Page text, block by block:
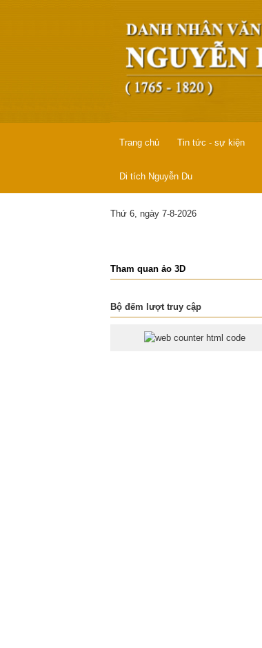
Trang chủ Tin tức - sự kiện
Di tích Nguyễn Du
Thứ 6, ngày 7-8-2026
Tham quan ảo 3D
Bộ đếm lượt truy cập